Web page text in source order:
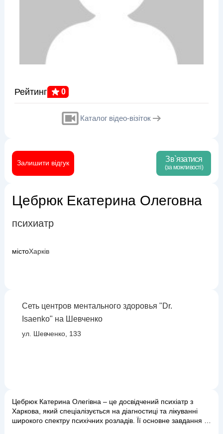
Рейтинг 0
Каталог відео-візіток
Залишити відгук Зв`язатися
(за можливості)
Цебрюк Екатерина Олеговна
психиатр
містоХарків
Сеть центров ментального здоровья "Dr.
Isaenko" на Шевченко
ул. Шевченко, 133
Цебрюк Катерина Олегівна – це досвідчений психіатр з
Харкова, який спеціалізується на діагностиці та лікуванні
широкого спектру психічних розладів. Її основне завдання –